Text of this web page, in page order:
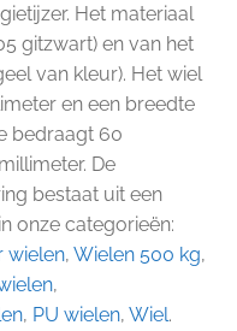
Het materiaal
gitzwart) en van het
van kleur). Het wiel
en een breedte
bedraagt 60
De
bestaat uit een
onze categorieën:
wielen, Wielen 500 kg,
,
, PU wielen, Wiel.